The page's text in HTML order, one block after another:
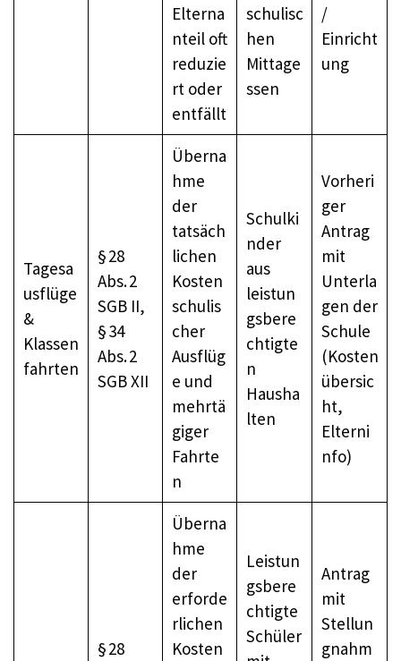
Elterna
nteil oft
reduzie
rt oder
entfällt
schulisc
hen
Mittage
ssen
/
Einricht
ung
Tagesa
usflüge
&
Klassen
fahrten
§ 28
Abs. 2
SGB II,
§ 34
Abs. 2
SGB XII
Überna
hme
der
tatsäch
lichen
Kosten
schulis
cher
Ausflüg
e und
mehrtä
giger
Fahrte
n
Schulki
nder
aus
leistun
gsbere
chtigte
n
Hausha
lten
Vorheri
ger
Antrag
mit
Unterla
gen der
Schule
(Kosten
übersic
ht,
Elterni
nfo)
§ 28
Überna
hme
der
erforde
rlichen
Kosten
Leistun
gsbere
chtigte
Schüler
Antrag
mit
Stellun
gnahm